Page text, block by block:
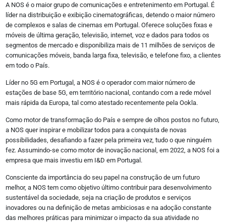
Youtube
Vimeo
Flickr
Sobre
Estatuto Editorial
Autores
Política de Privacidade
A NOS é o maior grupo de comunicações e entretenimento em Portugal. É
líder na distribuição e exibição cinematográficas, detendo o maior número
de complexos e salas de cinemas em Portugal. Oferece soluções fixas e
móveis de última geração, televisão, internet, voz e dados para todos os
segmentos de mercado e disponibiliza mais de 11 milhões de serviços de
comunicações móveis, banda larga fixa, televisão, e telefone fixo, a clientes
em todo o País.
Líder no 5G em Portugal, a NOS é o operador com maior número de
estações de base 5G, em território nacional, contando com a rede móvel
mais rápida da Europa, tal como atestado recentemente pela Ookla.
Como motor de transformação do País e sempre de olhos postos no futuro,
a NOS quer inspirar e mobilizar todos para a conquista de novas
possibilidades, desafiando a fazer pela primeira vez, tudo o que ninguém
fez. Assumindo-se como motor de inovação nacional, em 2022, a NOS foi a
empresa que mais investiu em I&D em Portugal.
Consciente da importância do seu papel na construção de um futuro
melhor, a NOS tem como objetivo último contribuir para desenvolvimento
sustentável da sociedade, seja na criação de produtos e serviços
inovadores ou na definição de metas ambiciosas e na adoção constante
das melhores práticas para minimizar o impacto da sua atividade no